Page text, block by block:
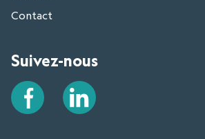
Contact
Suivez-nous
Facebook